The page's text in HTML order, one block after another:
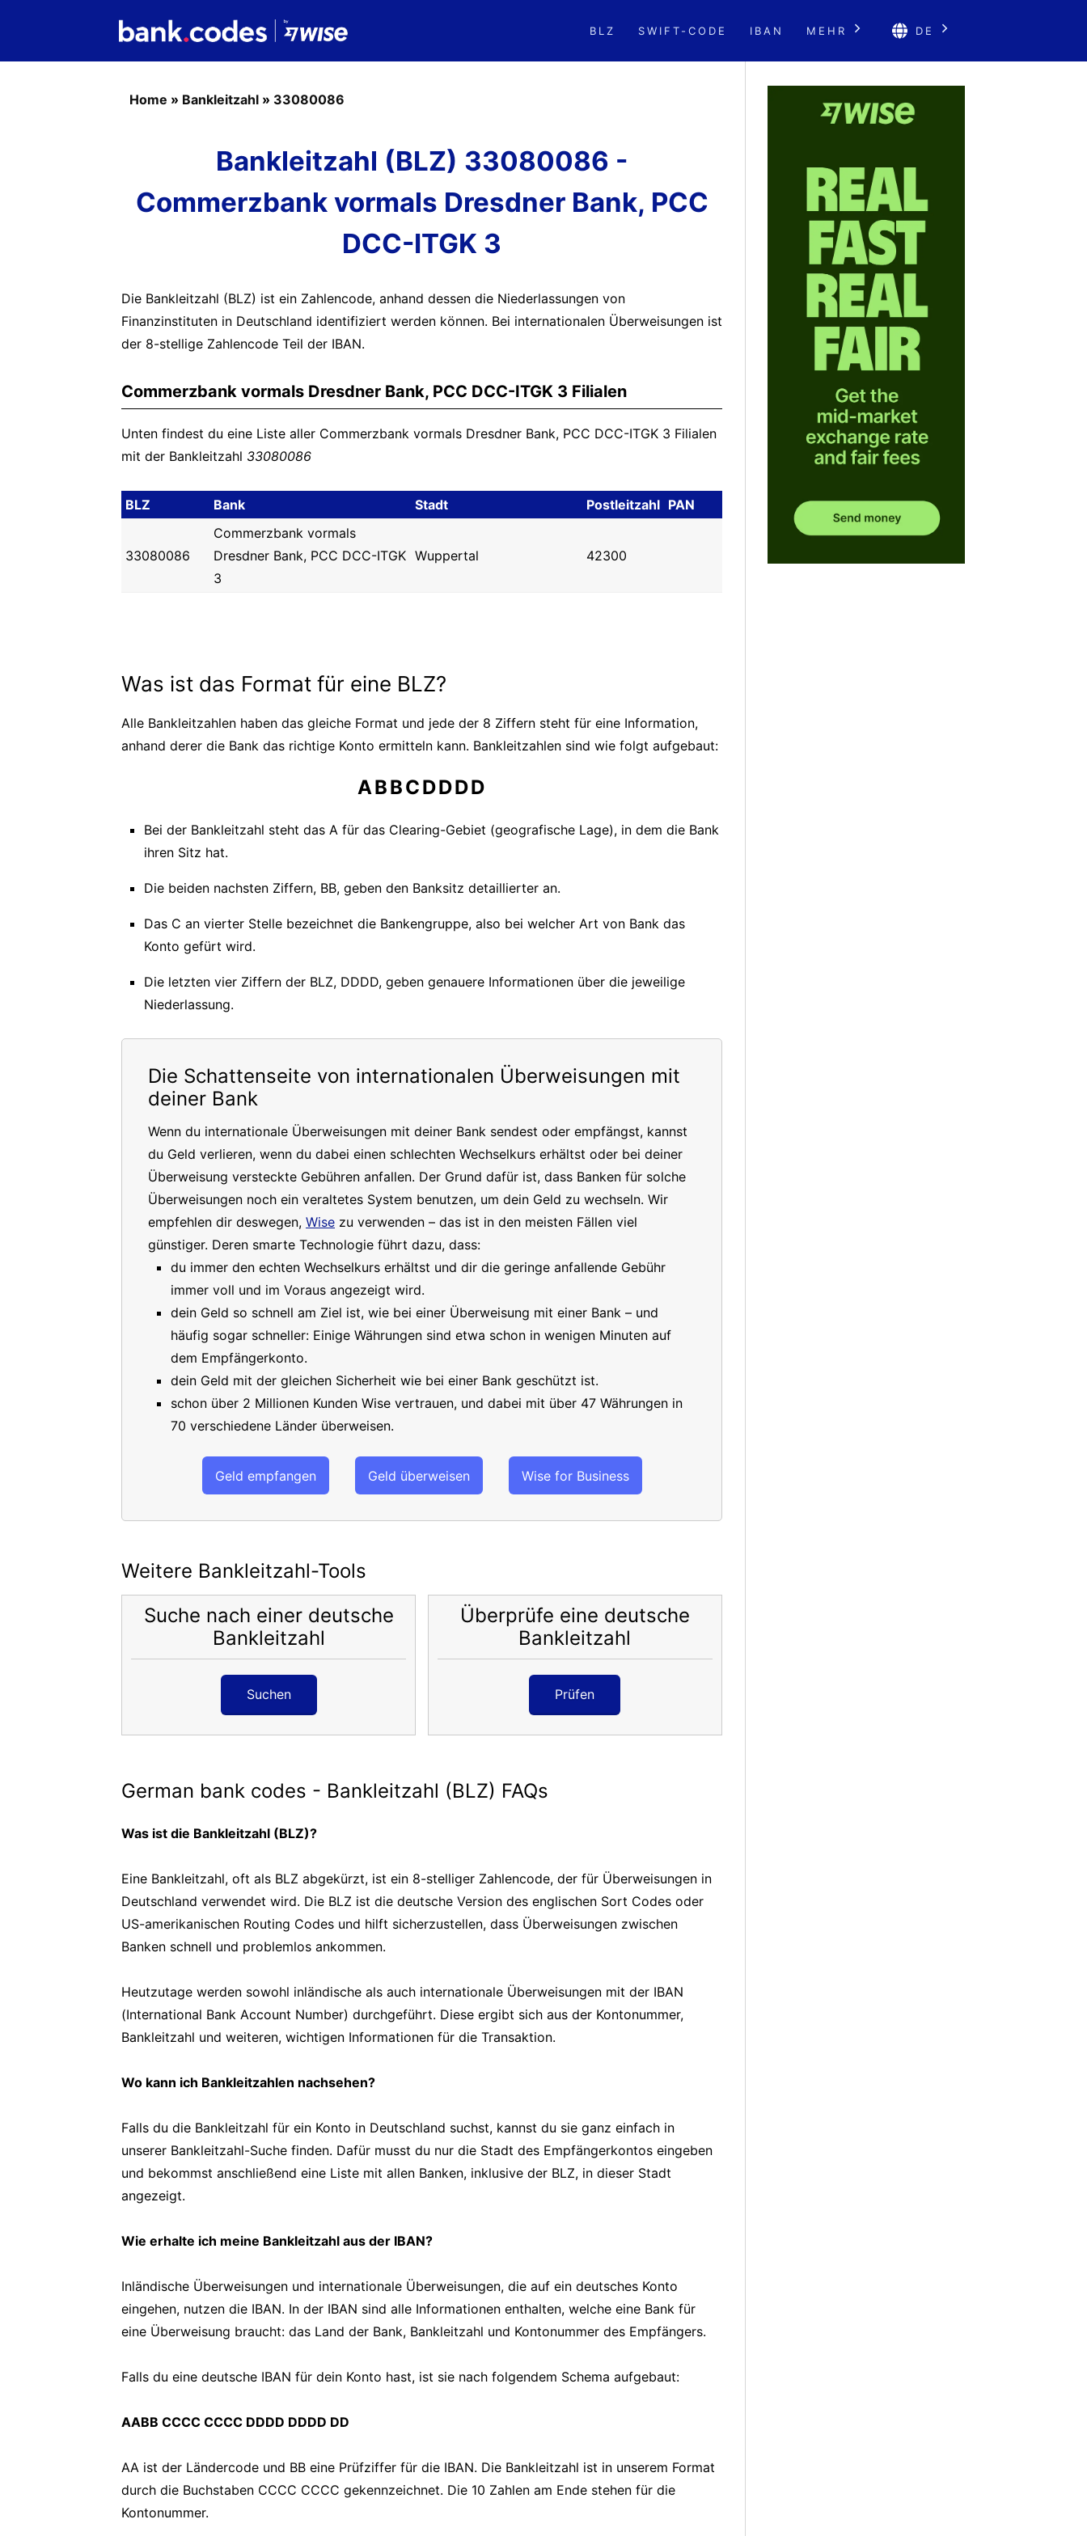
BLZ SWIFT-CODE IBAN MEHR DE
Home » Bankleitzahl » 33080086
Bankleitzahl (BLZ) 33080086 -
Commerzbank vormals Dresdner Bank, PCC
DCC-ITGK 3
Die Bankleitzahl (BLZ) ist ein Zahlencode, anhand dessen die Niederlassungen von
Finanzinstituten in Deutschland identifiziert werden können. Bei internationalen Überweisungen ist
der 8-stellige Zahlencode Teil der IBAN.
Commerzbank vormals Dresdner Bank, PCC DCC-ITGK 3 Filialen
Unten findest du eine Liste aller Commerzbank vormals Dresdner Bank, PCC DCC-ITGK 3 Filialen
mit der Bankleitzahl 33080086
BLZ Bank Stadt Postleitzahl PAN
33080086
Commerzbank vormals
Dresdner Bank, PCC DCC-ITGK
3
Wuppertal 42300
Was ist das Format für eine BLZ?
Alle Bankleitzahlen haben das gleiche Format und jede der 8 Ziffern steht für eine Information,
anhand derer die Bank das richtige Konto ermitteln kann. Bankleitzahlen sind wie folgt aufgebaut:
ABBCDDDD
Bei der Bankleitzahl steht das A für das Clearing-Gebiet (geografische Lage), in dem die Bank
ihren Sitz hat.
Die beiden nachsten Ziffern, BB, geben den Banksitz detaillierter an.
Das C an vierter Stelle bezeichnet die Bankengruppe, also bei welcher Art von Bank das
Konto gefürt wird.
Die letzten vier Ziffern der BLZ, DDDD, geben genauere Informationen über die jeweilige
Niederlassung.
Die Schattenseite von internationalen Überweisungen mit
deiner Bank
Wenn du internationale Überweisungen mit deiner Bank sendest oder empfängst, kannst
du Geld verlieren, wenn du dabei einen schlechten Wechselkurs erhältst oder bei deiner
Überweisung versteckte Gebühren anfallen. Der Grund dafür ist, dass Banken für solche
Überweisungen noch ein veraltetes System benutzen, um dein Geld zu wechseln. Wir
empfehlen dir deswegen, Wise zu verwenden – das ist in den meisten Fällen viel
günstiger. Deren smarte Technologie führt dazu, dass:
du immer den echten Wechselkurs erhältst und dir die geringe anfallende Gebühr
immer voll und im Voraus angezeigt wird.
dein Geld so schnell am Ziel ist, wie bei einer Überweisung mit einer Bank – und
häufig sogar schneller: Einige Währungen sind etwa schon in wenigen Minuten auf
dem Empfängerkonto.
dein Geld mit der gleichen Sicherheit wie bei einer Bank geschützt ist.
schon über 2 Millionen Kunden Wise vertrauen, und dabei mit über 47 Währungen in
70 verschiedene Länder überweisen.
Geld empfangen Geld überweisen Wise for Business
Weitere Bankleitzahl-Tools
Suche nach einer deutsche
Bankleitzahl
Suchen
Überprüfe eine deutsche
Bankleitzahl
Prüfen
German bank codes - Bankleitzahl (BLZ) FAQs
Was ist die Bankleitzahl (BLZ)?
Eine Bankleitzahl, oft als BLZ abgekürzt, ist ein 8-stelliger Zahlencode, der für Überweisungen in
Deutschland verwendet wird. Die BLZ ist die deutsche Version des englischen Sort Codes oder
US-amerikanischen Routing Codes und hilft sicherzustellen, dass Überweisungen zwischen
Banken schnell und problemlos ankommen.
Heutzutage werden sowohl inländische als auch internationale Überweisungen mit der IBAN
(International Bank Account Number) durchgeführt. Diese ergibt sich aus der Kontonummer,
Bankleitzahl und weiteren, wichtigen Informationen für die Transaktion.
Wo kann ich Bankleitzahlen nachsehen?
Falls du die Bankleitzahl für ein Konto in Deutschland suchst, kannst du sie ganz einfach in
unserer Bankleitzahl-Suche finden. Dafür musst du nur die Stadt des Empfängerkontos eingeben
und bekommst anschließend eine Liste mit allen Banken, inklusive der BLZ, in dieser Stadt
angezeigt.
Wie erhalte ich meine Bankleitzahl aus der IBAN?
Inländische Überweisungen und internationale Überweisungen, die auf ein deutsches Konto
eingehen, nutzen die IBAN. In der IBAN sind alle Informationen enthalten, welche eine Bank für
eine Überweisung braucht: das Land der Bank, Bankleitzahl und Kontonummer des Empfängers.
Falls du eine deutsche IBAN für dein Konto hast, ist sie nach folgendem Schema aufgebaut:
AABB CCCC CCCC DDDD DDDD DD
AA ist der Ländercode und BB eine Prüfziffer für die IBAN. Die Bankleitzahl ist in unserem Format
durch die Buchstaben CCCC CCCC gekennzeichnet. Die 10 Zahlen am Ende stehen für die
Kontonummer.